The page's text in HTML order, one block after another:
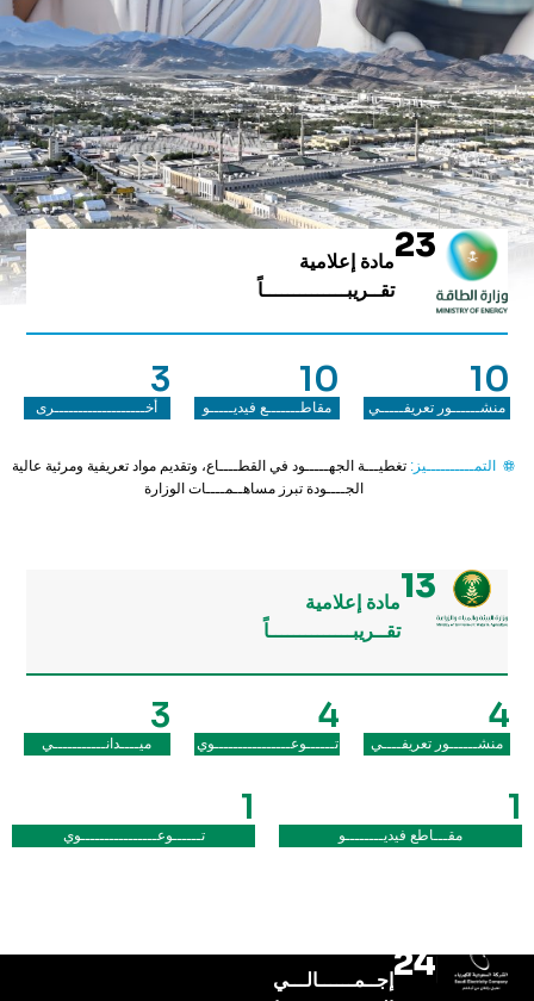
23مادة إعلامية
تقــريبــــــــــــــاً
10
منشــــــور تعريفـــــي
10
مقاطـــــــع فيديـــــو
3
أخـــــــــــــــــــرى
التمــــــــــيز: تغطيـــة الجهـــــود في القطــــاع، وتقديم مواد تعريفية ومرئية عالية
الجــــودة تبرز مساهــمــــات الوزارة
13مادة إعلامية
تقــريبــــــــــــــاً
4
منشــــــور تعريفــــي
4
تــــــوعــــــــــــــــوي
3
ميــــدانـــــــــــي
1
مقـــاطع فيديــــــــو
1
تــــــوعــــــــــــــــوي
24 إجــمــــــالـــي